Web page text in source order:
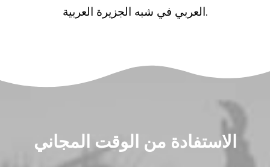
العربي في شبه الجزيرة العربية.
الاستفادة من الوقت المجاني